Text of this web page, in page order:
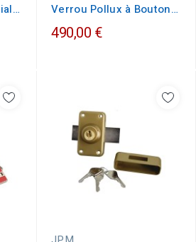
Verrou Pollux à Bouton
GHB 5 Ailettes
490,00 €